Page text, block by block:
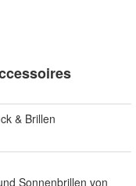
& Brillen
Sonnenbrillen von